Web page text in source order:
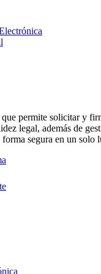
permite solicitar y
legal, además de
forma segura en un solo